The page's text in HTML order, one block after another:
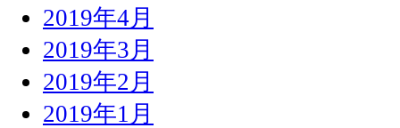
2019年4月
2019年3月
2019年2月
2019年1月